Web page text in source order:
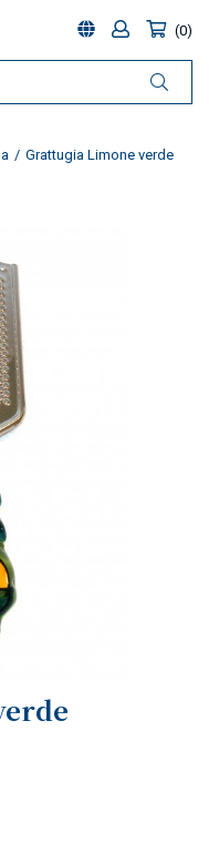
0
Grattugia Limone verde